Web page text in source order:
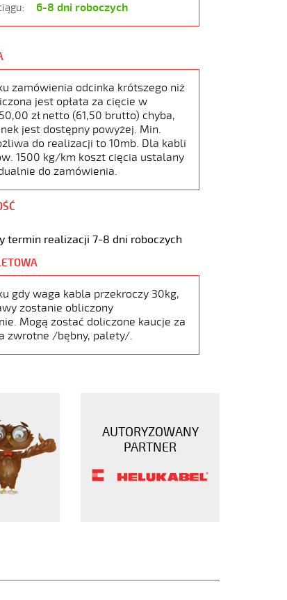
6-8 dni roboczych
zamówienia odcinka krótszego niż
jest opłata za cięcie w
zł netto (61,50 brutto) chyba,
jest dostępny powyżej. Min.
do realizacji to 10mb. Dla kabli
1500 kg/km koszt cięcia ustalany
do zamówienia.
termin realizacji 7-8 dni roboczych
gdy waga kabla przekroczy 30kg,
zostanie obliczony
Mogą zostać doliczone kaucje za
zwrotne /bębny, palety/.
AUTORYZOWANY
PARTNER